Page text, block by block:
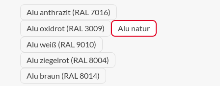
Alu anthrazit (RAL 7016)
Alu oxidrot (RAL 3009)
Alu natur
Alu weiß (RAL 9010)
Alu ziegelrot (RAL 8004)
Alu braun (RAL 8014)